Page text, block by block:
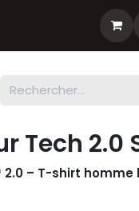
Tech 2.0
2.0 – T-shirt